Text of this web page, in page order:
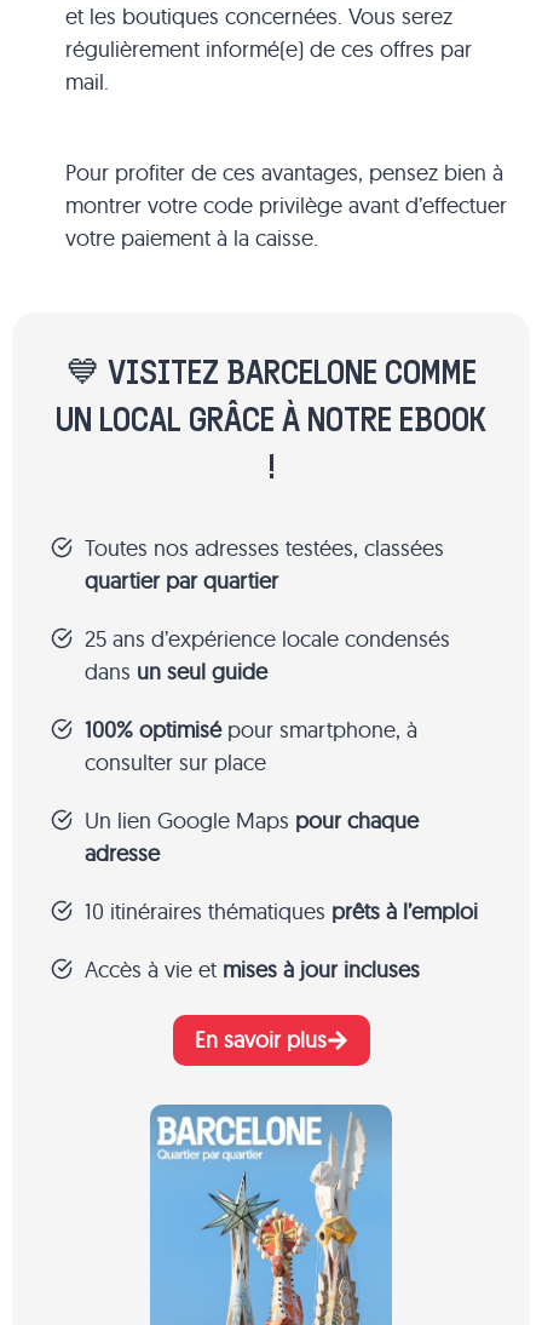
et les boutiques concernées. Vous serez
régulièrement informé(e) de ces offres par
mail.
Pour profiter de ces avantages, pensez bien à
montrer votre code privilège avant d’effectuer
votre paiement à la caisse.
💙 VISITEZ BARCELONE COMME
UN LOCAL GRÂCE À NOTRE EBOOK
!
Toutes nos adresses testées, classées
quartier par quartier
25 ans d’expérience locale condensés
dans un seul guide
100% optimisépour smartphone, à
consulter sur place
Un lien Google Maps pour chaque
adresse
10 itinéraires thématiques prêts à l’emploi
Accès à vie et mises à jour incluses
En savoir plus